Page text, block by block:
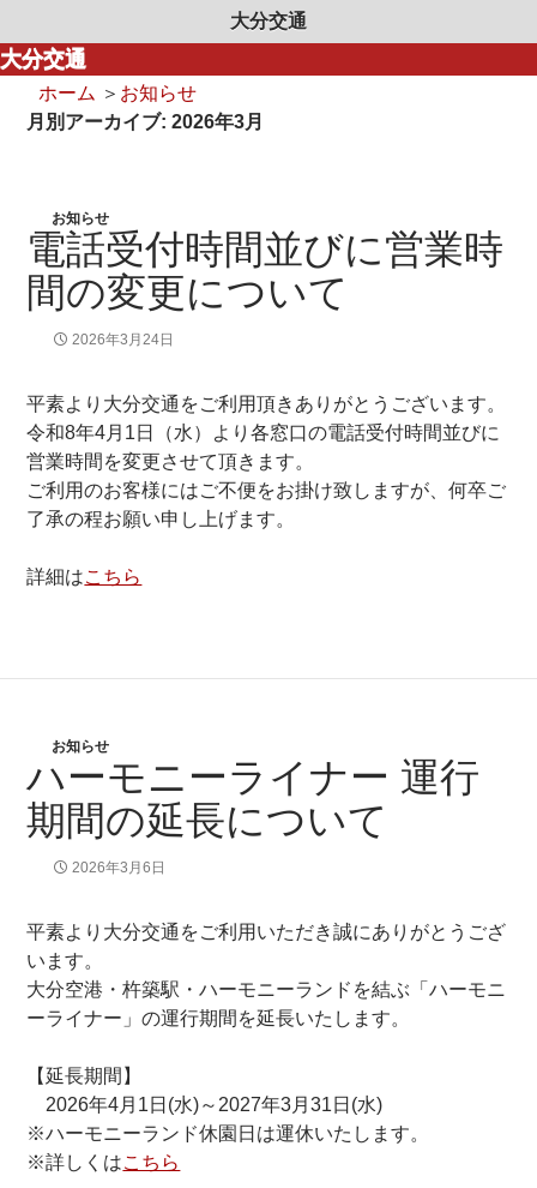
大分交通
大分交通
ホーム ＞ お知らせ
月別アーカイブ: 2026年3月
お知らせ
電話受付時間並びに営業時
間の変更について
2026年3月24日
平素より大分交通をご利用頂きありがとうございます。
令和8年4月1日（水）より各窓口の電話受付時間並びに
営業時間を変更させて頂きます。
ご利用のお客様にはご不便をお掛け致しますが、何卒ご
了承の程お願い申し上げます。
詳細はこちら
お知らせ
ハーモニーライナー 運行
期間の延長について
2026年3月6日
平素より大分交通をご利用いただき誠にありがとうござ
います。
大分空港・杵築駅・ハーモニーランドを結ぶ「ハーモニ
ーライナー」の運行期間を延長いたします。
【延長期間】
2026年4月1日(水)～2027年3月31日(水)
※ハーモニーランド休園日は運休いたします。
※詳しくはこちら